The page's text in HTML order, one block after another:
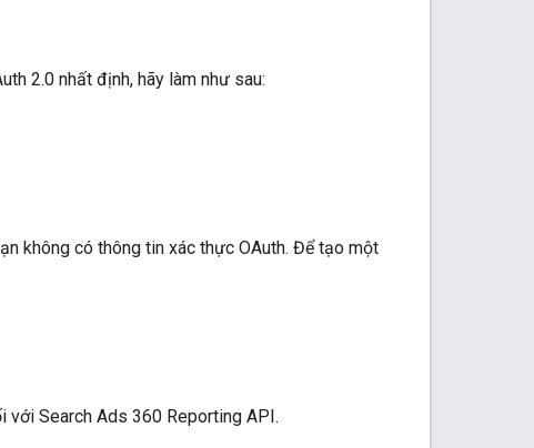
2.0 nhất định, hãy làm như sau:
không có thông tin xác thực OAuth. Để tạo một
với Search Ads 360 Reporting API.